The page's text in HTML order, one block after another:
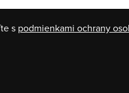
s podmienkami ochrany